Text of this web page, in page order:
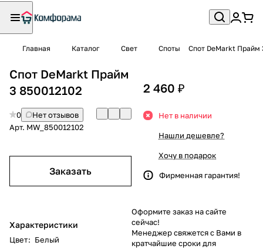
Главная Каталог Свет Споты Спот DeMarkt Прайм
Спот DeMarkt Прайм
3 850012102
0
Нет отзывов
Арт. MW_850012102
Заказать
Характеристики
Цвет: Белый
2 460 ₽
Нет в наличии
Нашли дешевле?
Хочу в подарок
Фирменная гарантия!
Оформите заказ на сайте
сейчас!
Менеджер свяжется с Вами в
кратчайшие сроки для